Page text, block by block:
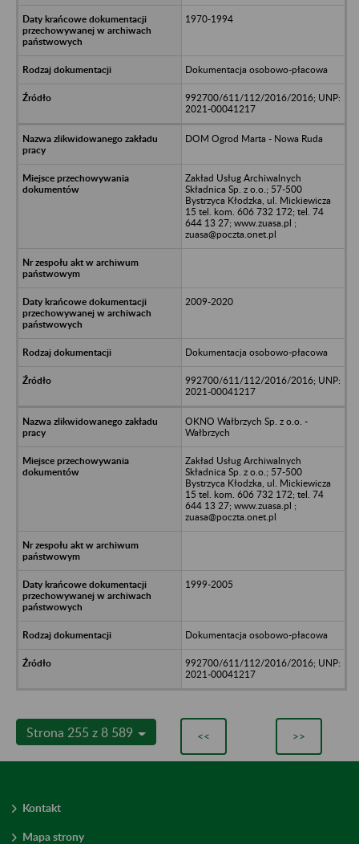
1970-1994
Dokumentacja osobowo-płacowa
992700/611/112/2016/2016; UNP:
2021-00041217
DOM Ogrod Marta - Nowa Ruda
Zakład Usług Archiwalnych
Składnica Sp. z o.o.; 57-500
Bystrzyca Kłodzka, ul. Mickiewicza
15 tel. kom. 606 732 172; tel. 74
644 13 27; www.zuasa.pl ;
zuasa@poczta.onet.pl
2009-2020
Dokumentacja osobowo-płacowa
992700/611/112/2016/2016; UNP:
2021-00041217
OKNO Wałbrzych Sp. z o.o. -
Wałbrzych
Zakład Usług Archiwalnych
Składnica Sp. z o.o.; 57-500
Bystrzyca Kłodzka, ul. Mickiewicza
15 tel. kom. 606 732 172; tel. 74
644 13 27; www.zuasa.pl ;
zuasa@poczta.onet.pl
1999-2005
Dokumentacja osobowo-płacowa
992700/611/112/2016/2016; UNP:
2021-00041217
Strona 255 z 8 589 << >>
Kontakt
Mapa strony